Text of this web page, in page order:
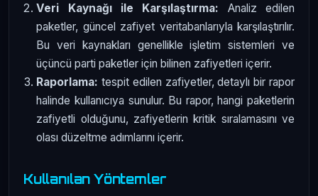
Veri Kaynağı ile Karşılaştırma: Analiz edilen
paketler, güncel zafiyet veritabanlarıyla karşılaştırılır.
Bu veri kaynakları genellikle işletim sistemleri ve
üçüncü parti paketler için bilinen zafiyetleri içerir.
Raporlama: tespit edilen zafiyetler, detaylı bir rapor
halinde kullanıcıya sunulur. Bu rapor, hangi paketlerin
zafiyetli olduğunu, zafiyetlerin kritik sıralamasını ve
olası düzeltme adımlarını içerir.
Kullanılan Yöntemler